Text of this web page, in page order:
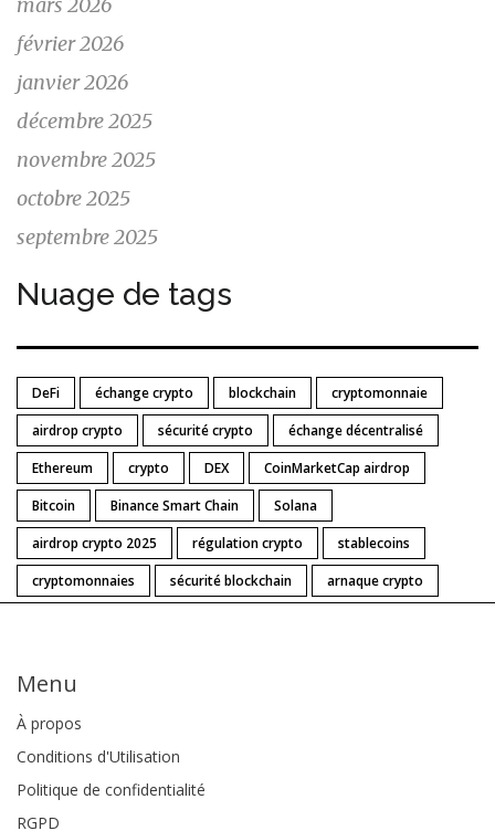
mars 2026
février 2026
janvier 2026
décembre 2025
novembre 2025
octobre 2025
septembre 2025
Nuage de tags
DeFi échange crypto blockchain
cryptomonnaie
airdrop crypto
sécurité crypto
échange décentralisé
Ethereum
crypto DEX
CoinMarketCap airdrop
Bitcoin
Binance Smart Chain
Solana
airdrop crypto 2025
régulation crypto
stablecoins
cryptomonnaies
sécurité blockchain arnaque crypto
Menu
À propos
Conditions d'Utilisation
Politique de confidentialité
RGPD